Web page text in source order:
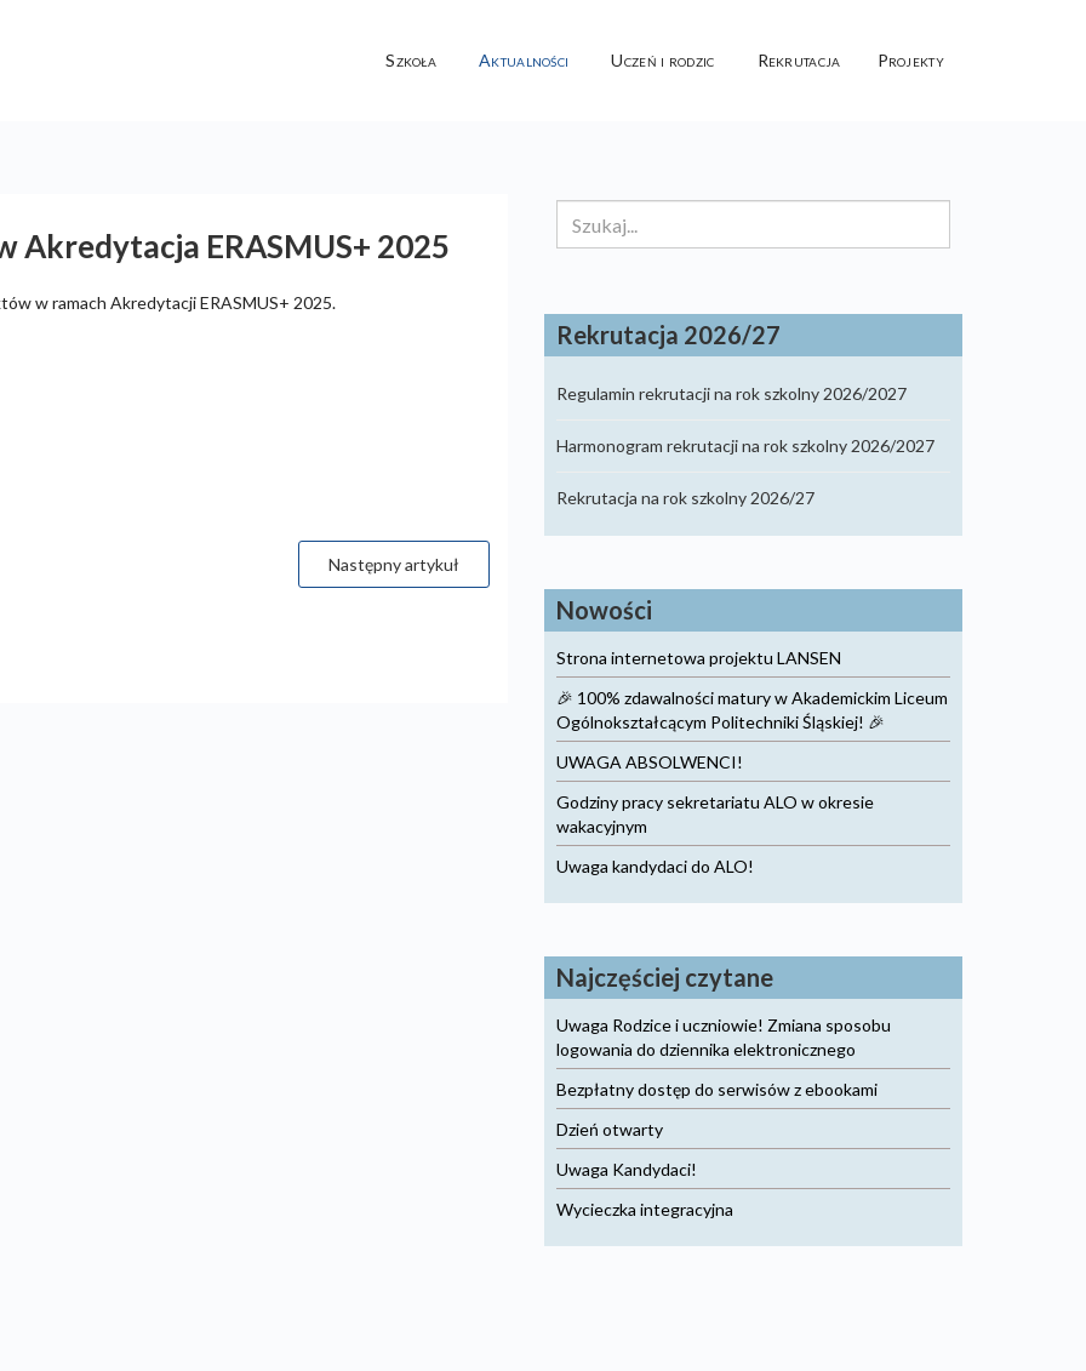
Szkoła Aktualności Uczeń i rodzic Rekrutacja Projekty
ERASMUS+ 2025
w ramach Akredytacji ERASMUS+ 2025.
Następny artykuł
Rekrutacja 2026/27
Regulamin rekrutacji na rok szkolny 2026/2027
Harmonogram rekrutacji na rok szkolny 2026/2027
Rekrutacja na rok szkolny 2026/27
Nowości
Strona internetowa projektu LANSEN
🎉 100% zdawalności matury w Akademickim Liceum
Ogólnokształcącym Politechniki Śląskiej! 🎉
UWAGA ABSOLWENCI!
Godziny pracy sekretariatu ALO w okresie
wakacyjnym
Uwaga kandydaci do ALO!
Najczęściej czytane
Uwaga Rodzice i uczniowie! Zmiana sposobu
logowania do dziennika elektronicznego
Bezpłatny dostęp do serwisów z ebookami
Dzień otwarty
Uwaga Kandydaci!
Wycieczka integracyjna